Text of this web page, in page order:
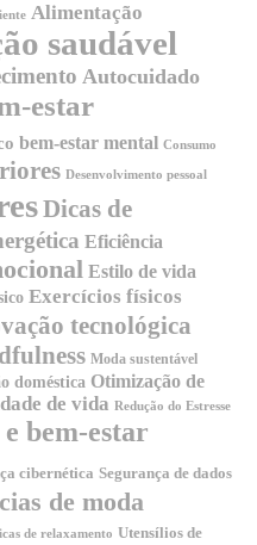
Alimentação
saudável
Autocuidado
estar
bem-estar mental Consumo
Desenvolvimento pessoal
Dicas de
Eficiência
Estilo de vida
Exercícios físicos
tecnológica
Moda sustentável
doméstica Otimização de
de vida Redução do Estresse
e bem-estar
cibernética Segurança de dados
de moda
de relaxamento Utensílios de